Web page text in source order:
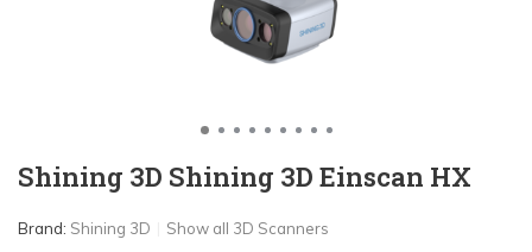
Shining 3D Shining 3D Einscan HX
Brand: Shining 3D Show all 3D Scanners